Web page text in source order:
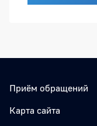
Приём обращений
Карта сайта